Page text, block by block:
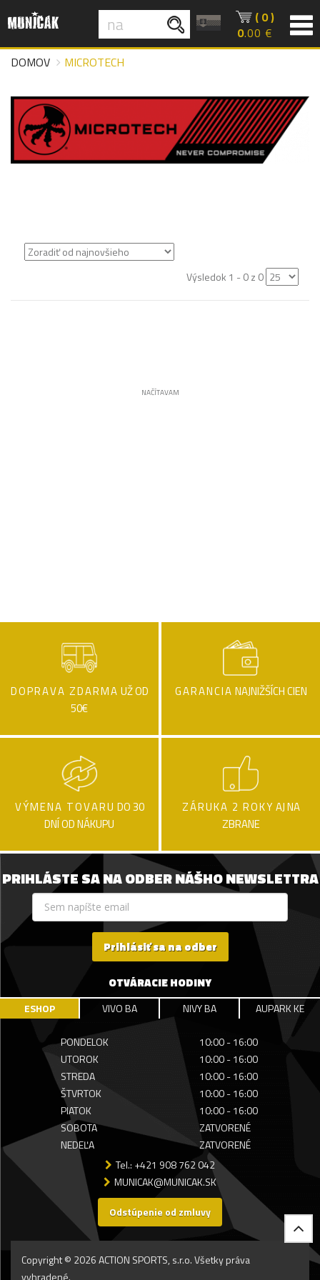
( 0 )
0.00 €
DOMOV
MICROTECH
Výsledok 1 - 0 z 0
NAČÍTAVAM
DOPRAVA ZDARMA UŽ OD
50€
GARANCIA NAJNIŽŠÍCH CIEN
VÝMENA TOVARU DO 30
DNÍ OD NÁKUPU
ZÁRUKA 2 ROKY AJ NA
ZBRANE
PRIHLÁSTE SA NA ODBER NÁŠHO NEWSLETTRA
Prihlásiť sa na odber
OTVÁRACIE HODINY
ESHOP VIVO BA NIVY BA AUPARK KE
PONDELOK
10:00 - 16:00
UTOROK
10:00 - 16:00
STREDA
10:00 - 16:00
ŠTVRTOK
10:00 - 16:00
PIATOK
10:00 - 16:00
SOBOTA
ZATVORENÉ
NEDEĽA
ZATVORENÉ
Tel.: +421 908 762 042
MUNICAK@MUNICAK.SK
Odstúpenie od zmluvy
Copyright © 2026 ACTION SPORTS, s.r.o. Všetky práva
vyhradené.